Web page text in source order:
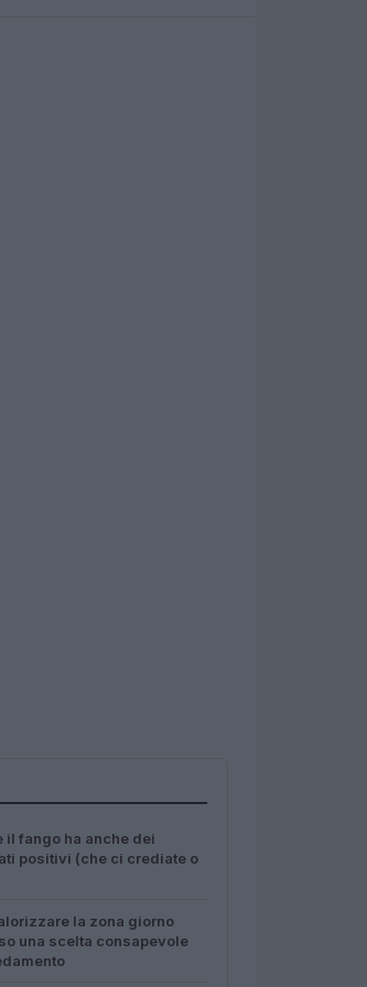
il fango ha anche dei
positivi (che ci crediate o
la zona giorno
una scelta consapevole